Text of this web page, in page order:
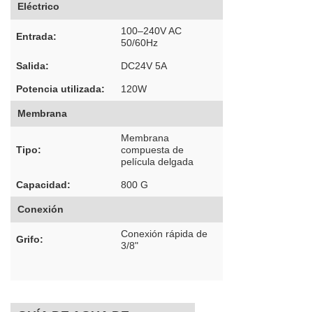
Eléctrico
Entrada:
100–240V AC
50/60Hz
Salida: DC24V 5A
Potencia utilizada: 120W
Membrana
Tipo:
Membrana
compuesta de
película delgada
Capacidad: 800 G
Conexión
Grifo:
Conexión rápida de
3/8"